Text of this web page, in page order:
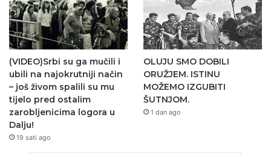
(VIDEO)Srbi su ga mučili i
ubili na najokrutniji način
– još živom spalili su mu
tijelo pred ostalim
zarobljenicima logora u
Dalju!
19 sati ago
OLUJU SMO DOBILI
ORUŽJEM. ISTINU
MOŽEMO IZGUBITI
ŠUTNJOM.
1 dan ago